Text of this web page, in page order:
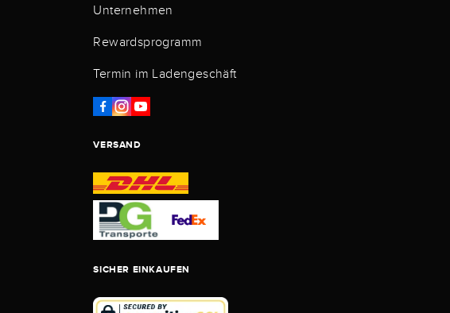
Unternehmen
Rewardsprogramm
Termin im Ladengeschäft
VERSAND
SICHER EINKAUFEN